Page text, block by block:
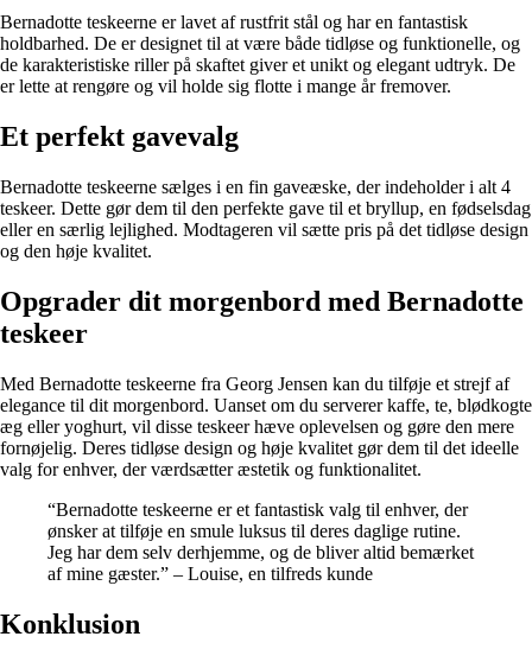
Bernadotte teskeerne er lavet af rustfrit stål og har en fantastisk
holdbarhed. De er designet til at være både tidløse og funktionelle, og
de karakteristiske riller på skaftet giver et unikt og elegant udtryk. De
er lette at rengøre og vil holde sig flotte i mange år fremover.
Et perfekt gavevalg
Bernadotte teskeerne sælges i en fin gaveæske, der indeholder i alt 4
teskeer. Dette gør dem til den perfekte gave til et bryllup, en fødselsdag
eller en særlig lejlighed. Modtageren vil sætte pris på det tidløse design
og den høje kvalitet.
Opgrader dit morgenbord med Bernadotte
teskeer
Med Bernadotte teskeerne fra Georg Jensen kan du tilføje et strejf af
elegance til dit morgenbord. Uanset om du serverer kaffe, te, blødkogte
æg eller yoghurt, vil disse teskeer hæve oplevelsen og gøre den mere
fornøjelig. Deres tidløse design og høje kvalitet gør dem til det ideelle
valg for enhver, der værdsætter æstetik og funktionalitet.
“Bernadotte teskeerne er et fantastisk valg til enhver, der
ønsker at tilføje en smule luksus til deres daglige rutine.
Jeg har dem selv derhjemme, og de bliver altid bemærket
af mine gæster.” – Louise, en tilfreds kunde
Konklusion